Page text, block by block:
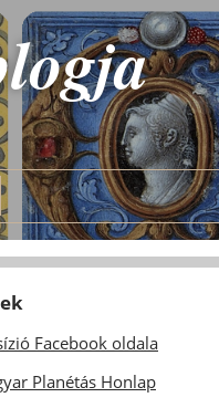
Facebook oldala
Planétás Honlap